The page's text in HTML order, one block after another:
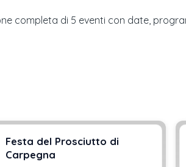
completa di 5 eventi con date,
Festa del Prosciutto di
Carpegna